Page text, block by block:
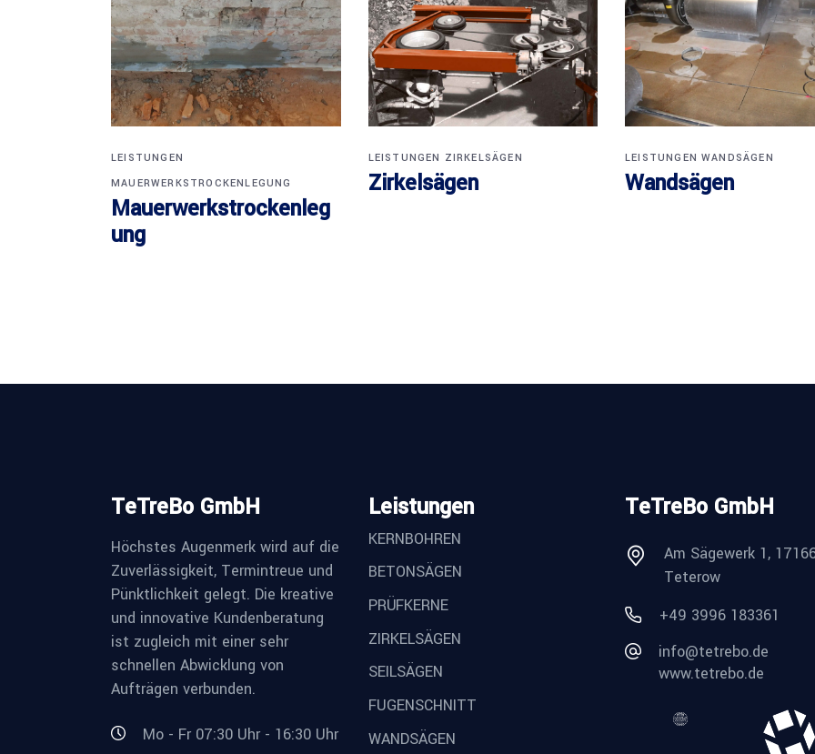
LEISTUNGEN
MAUERWERKSTROCKENLEGUNG
Mauerwerkstrockenleg
ung
LEISTUNGEN ZIRKELSÄGEN
Zirkelsägen
LEISTUNGEN WANDSÄGEN
Wandsägen
TeTreBo GmbH
Höchstes Augenmerk wird auf die
Zuverlässigkeit, Termintreue und
Pünktlichkeit gelegt. Die kreative
und innovative Kundenberatung
ist zugleich mit einer sehr
schnellen Abwicklung von
Aufträgen verbunden.
Mo - Fr 07:30 Uhr - 16:30 Uhr
Leistungen
KERNBOHREN
BETONSÄGEN
PRÜFKERNE
ZIRKELSÄGEN
SEILSÄGEN
FUGENSCHNITT
WANDSÄGEN
TeTreBo GmbH
Am Sägewerk 1,
Teterow
+49 3996 183361
info@tetrebo.de
www.tetrebo.de